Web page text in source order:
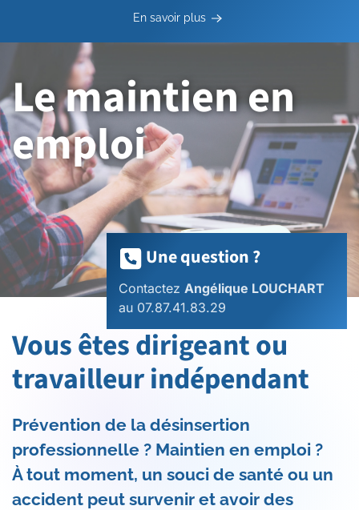
En savoir plus
Le maintien en
emploi
Une question ?
Contactez Angélique LOUCHART
au 07.87.41.83.29
Vous êtes dirigeant ou
travailleur indépendant
Prévention de la désinsertion
professionnelle ? Maintien en emploi ?
À tout moment, un souci de santé ou un
accident peut survenir et avoir des